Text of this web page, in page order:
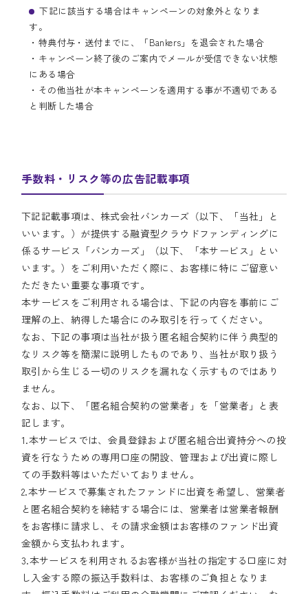
下記に該当する場合はキャンペーンの対象外となりま
す。
・特典付与・送付までに、「Bankers」を退会された場合
・キャンペーン終了後のご案内でメールが受信できない状態
にある場合
・その他当社が本キャンペーンを適用する事が不適切である
と判断した場合
手数料・リスク等の広告記載事項
下記記載事項は、株式会社バンカーズ（以下、「当社」と
いいます。）が提供する融資型クラウドファンディングに
係るサービス「バンカーズ」（以下、「本サービス」とい
います。）をご利用いただく際に、お客様に特にご留意い
ただきたい重要な事項です。
本サービスをご利用される場合は、下記の内容を事前にご
理解の上、納得した場合にのみ取引を行ってください。
なお、下記の事項は当社が扱う匿名組合契約に伴う典型的
なリスク等を簡潔に説明したものであり、当社が取り扱う
取引から生じる一切のリスクを漏れなく示すものではあり
ません。
なお、以下、「匿名組合契約の営業者」を「営業者」と表
記します。
1.本サービスでは、会員登録および匿名組合出資持分への投
資を行なうための専用口座の開設、管理および出資に際し
ての手数料等はいただいておりません。
2.本サービスで募集されたファンドに出資を希望し、営業者
と匿名組合契約を締結する場合には、営業者は営業者報酬
をお客様に請求し、その請求金額はお客様のファンド出資
金額から支払われます。
3.本サービスを利用されるお客様が当社の指定する口座に対
し入金する際の振込手数料は、お客様のご負担となりま